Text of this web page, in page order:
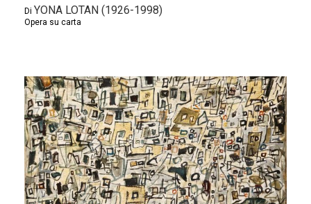
Di YONA LOTAN (1926-1998)
Opera su carta